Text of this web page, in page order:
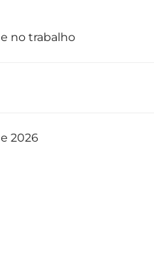
no trabalho
2026